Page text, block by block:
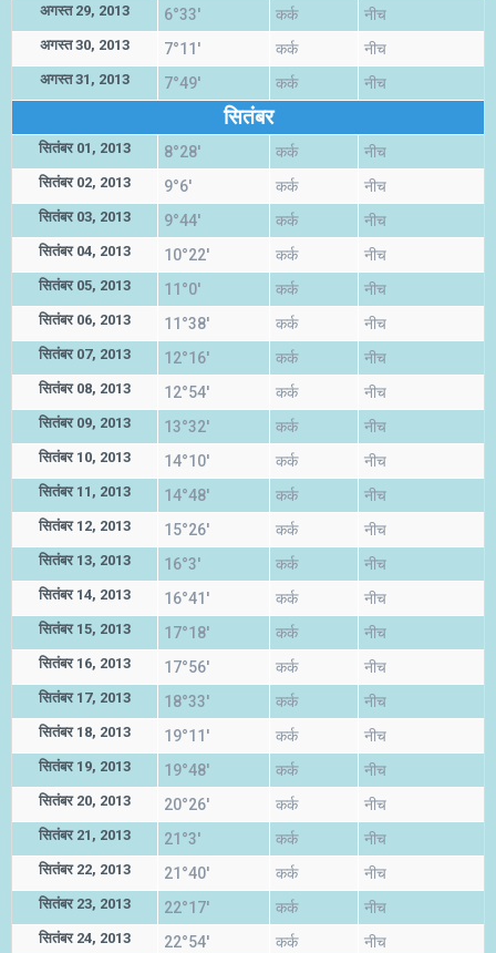
अगस्त 29, 2013 6°33' कर्क नीच
अगस्त 30, 2013 7°11' कर्क नीच
अगस्त 31, 2013 7°49' कर्क नीच
सितंबर
सितंबर 01, 2013 8°28' कर्क नीच
सितंबर 02, 2013 9°6' कर्क नीच
सितंबर 03, 2013 9°44' कर्क नीच
सितंबर 04, 2013 10°22' कर्क नीच
सितंबर 05, 2013 11°0' कर्क नीच
सितंबर 06, 2013 11°38' कर्क नीच
सितंबर 07, 2013 12°16' कर्क नीच
सितंबर 08, 2013 12°54' कर्क नीच
सितंबर 09, 2013 13°32' कर्क नीच
सितंबर 10, 2013 14°10' कर्क नीच
सितंबर 11, 2013 14°48' कर्क नीच
सितंबर 12, 2013 15°26' कर्क नीच
सितंबर 13, 2013 16°3' कर्क नीच
सितंबर 14, 2013 16°41' कर्क नीच
सितंबर 15, 2013 17°18' कर्क नीच
सितंबर 16, 2013 17°56' कर्क नीच
सितंबर 17, 2013 18°33' कर्क नीच
सितंबर 18, 2013 19°11' कर्क नीच
सितंबर 19, 2013 19°48' कर्क नीच
सितंबर 20, 2013 20°26' कर्क नीच
सितंबर 21, 2013 21°3' कर्क नीच
सितंबर 22, 2013 21°40' कर्क नीच
सितंबर 23, 2013 22°17' कर्क नीच
सितंबर 24, 2013 22°54' कर्क नीच